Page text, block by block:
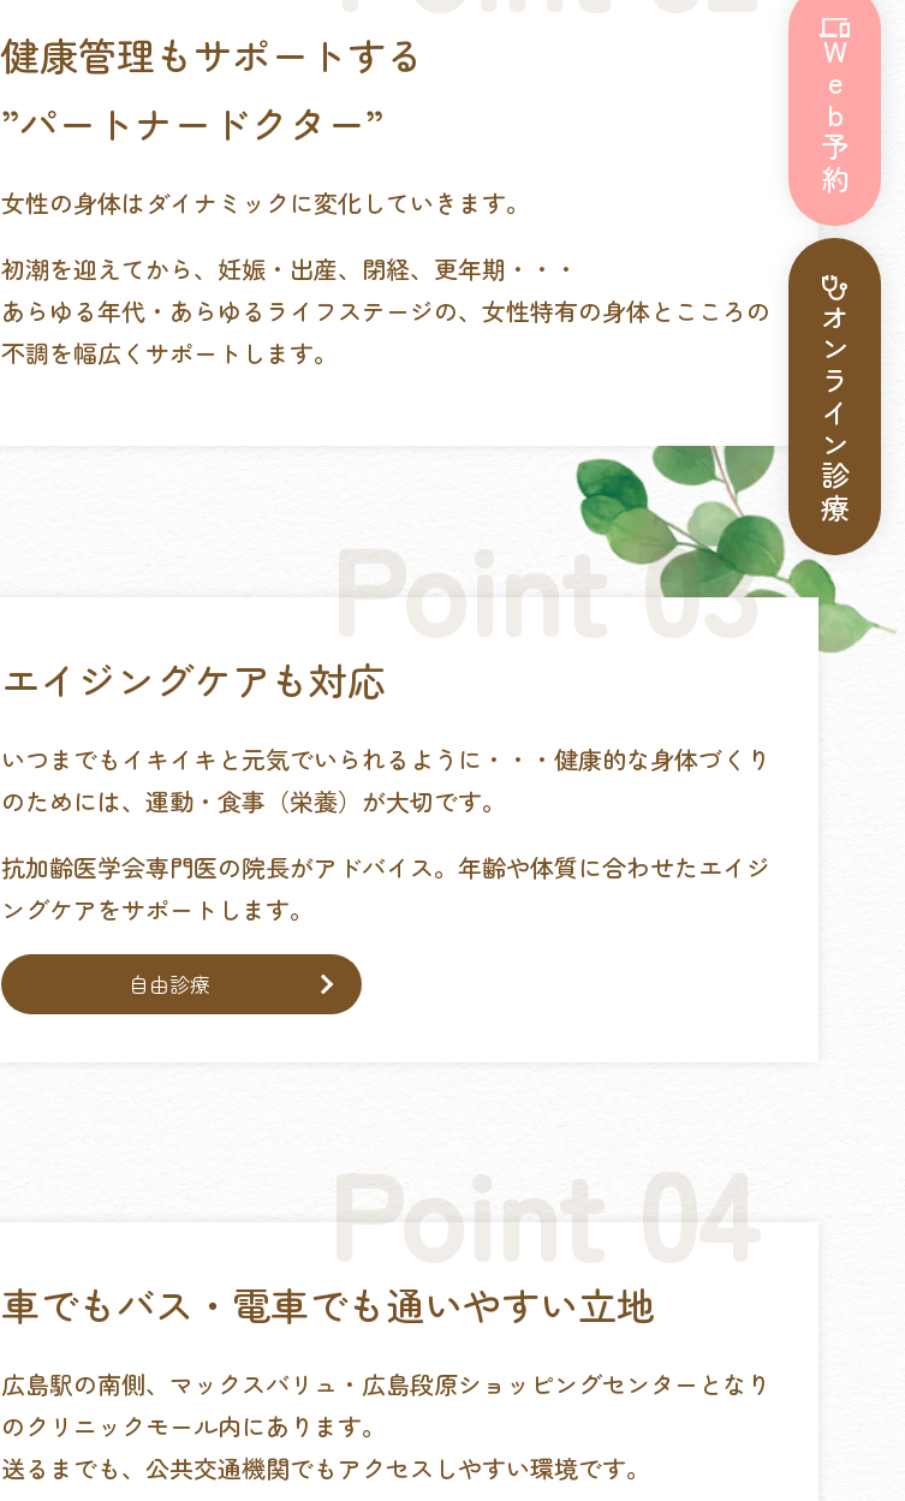
健康管理もサポートする
”パートナードクター”
女性の身体はダイナミックに変化していきます。
初潮を迎えてから、妊娠・出産、閉経、更年期・・・
あらゆる年代・あらゆるライフステージの、女性特有の身体とこころの
不調を幅広くサポートします。
エイジングケアも対応
いつまでもイキイキと元気でいられるように・・・健康的な身体づくり
のためには、運動・食事（栄養）が大切です。
抗加齢医学会専門医の院長がアドバイス。年齢や体質に合わせたエイジ
ングケアをサポートします。
自由診療
車でもバス・電車でも通いやすい立地
広島駅の南側、マックスバリュ・広島段原ショッピングセンターとなり
のクリニックモール内にあります。
送るまでも、公共交通機関でもアクセスしやすい環境です。
Web予約
オンライン診療